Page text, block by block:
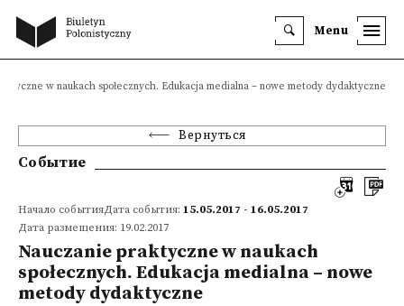
Menu
w naukach społecznych. Edukacja medialna – nowe metody dydaktyczne
Вернуться
Событие
Начало событияДата события: 15.05.2017 - 16.05.2017
Дата размещения: 19.02.2017
Nauczanie praktyczne w naukach
społecznych. Edukacja medialna – nowe
metody dydaktyczne